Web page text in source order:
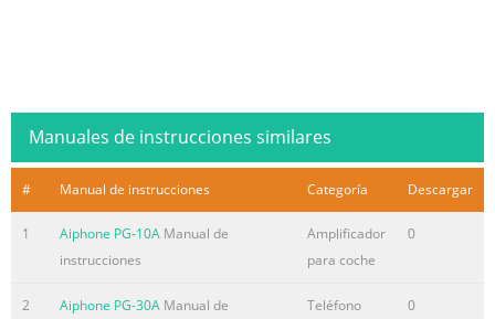
Manuales de instrucciones similares
# Manual de instrucciones Categoría Descargar
1 Aiphone PG-10A Manual de
instrucciones
Amplificador
para coche
0
2 Aiphone PG-30A Manual de
Teléfono
0